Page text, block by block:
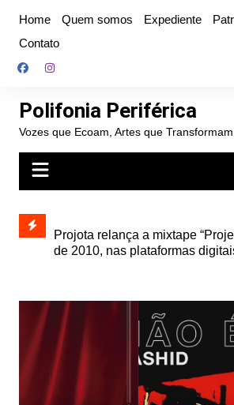
conteúdo
Home Quem somos Expediente
Contato
Polifonia Periférica
Vozes que Ecoam, Artes que Transformam
e abre
autoral,
de 2010, nas plataformas